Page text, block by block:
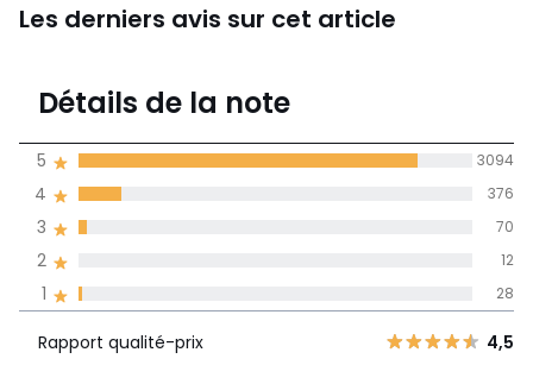
Les derniers avis sur cet article
4,8
de moyenne
obtenue sur
4,5
Détails de la note
1 28
2 12
3 70
4 376
5 3094
Rapport qualité-prix 4,5